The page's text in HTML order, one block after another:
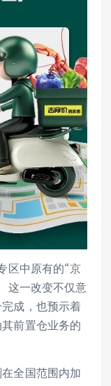
区中原有的“京
这一改变不仅意
成，也预示着
前置仓业务的
全国范围内加